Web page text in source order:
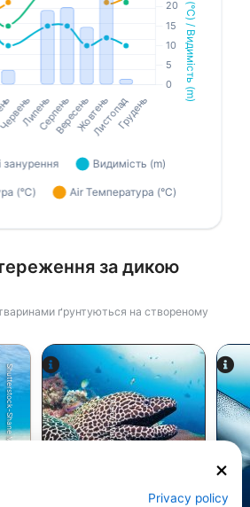
за дикою
ґрунтуються на створеному
Shutterstock-Shane Myers Photography Alamy-WaterFrame
МуренаPrivacy policy